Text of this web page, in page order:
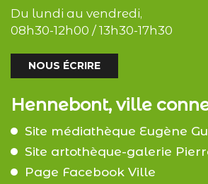
Du lundi au vendredi,
08h30-12h00 / 13h30-17h30
NOUS ÉCRIRE
Hennebont, ville
Site médiathèque Eugène
Site artothèque-galerie
Page Facebook Ville